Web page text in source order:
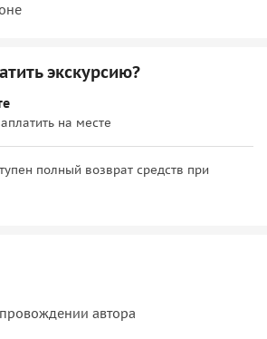
экскурсию?
на месте
полный возврат средств при
автора